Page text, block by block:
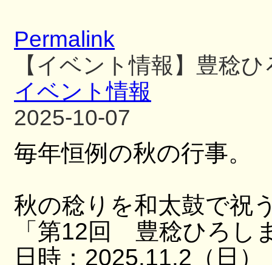
Permalink
【イベント情報】豊稔
イベント情報
2025-10-07
毎年恒例の秋の行事。
秋の稔りを和太鼓で祝
「第12回 豊稔ひろし
日時：2025.11.2（日